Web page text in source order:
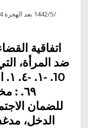
اﺗﻔﺎﻗﻴﺔ
ﺿﺪ اﻟﻤﺮأة،
٦٩. :
اﻟﺪﺧﻞ،